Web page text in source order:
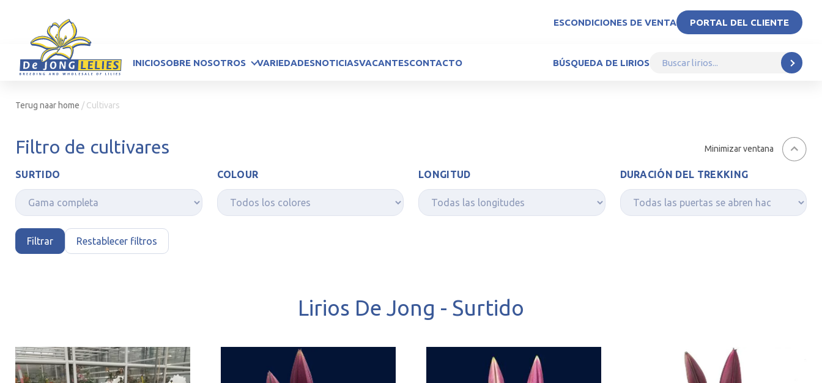
ESCONDICIONES DE VENTA PORTAL DEL CLIENTE
INICIOSOBRE NOSOTROS VARIEDADESNOTICIASVACANTESCONTACTO BÚSQUEDA DE LIRIOS
Terug naar home / Cultivars
Filtro de cultivares Minimizar ventana
SURTIDO COLOUR LONGITUD DURACIÓN DEL TREKKING
Filtrar Restablecer filtros
Lirios De Jong - Surtido